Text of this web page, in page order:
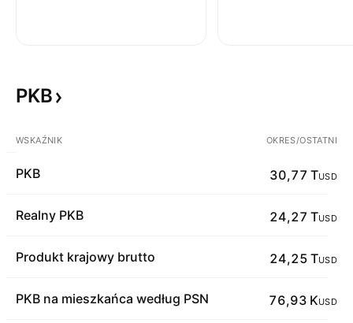
PKB
WSKAŹNIK OKRES/OSTATNI
PKB 30,77 TUSD
Realny PKB 24,27 TUSD
Produkt krajowy brutto 24,25 TUSD
PKB na mieszkańca według PSN 76,93 KUSD